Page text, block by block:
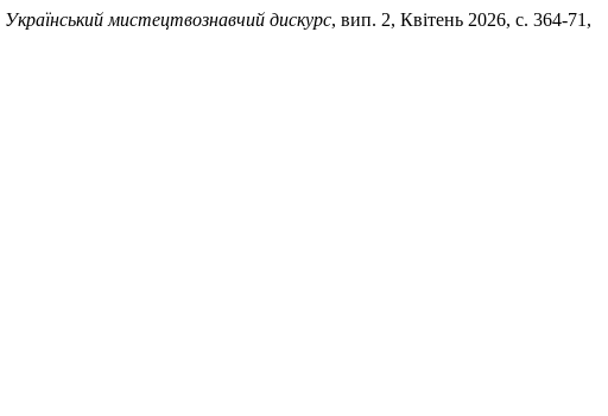
Український мистецтвознавчий дискурс, вип. 2, Квітень 2026, с. 364-71,